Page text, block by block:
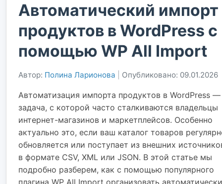
Автоматический импорт
продуктов в WordPress с
помощью WP All Import
Автор: Полина Ларионова Опубликовано: 09.01.2026
Автоматизация импорта продуктов в WordPress —
задача, с которой часто сталкиваются владельцы
интернет-магазинов и маркетплейсов. Особенно
актуально это, если ваш каталог товаров
обновляется или поступает из внешних
в формате CSV, XML или JSON. В этой статье мы
подробно разберем, как с помощью популярного
плагина WP All Import организовать